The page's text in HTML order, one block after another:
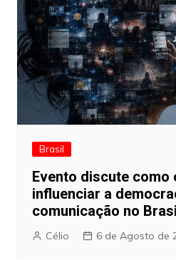
Brasil
Evento discute como
influenciar a
comunicação no
Célio 6 de Agosto de